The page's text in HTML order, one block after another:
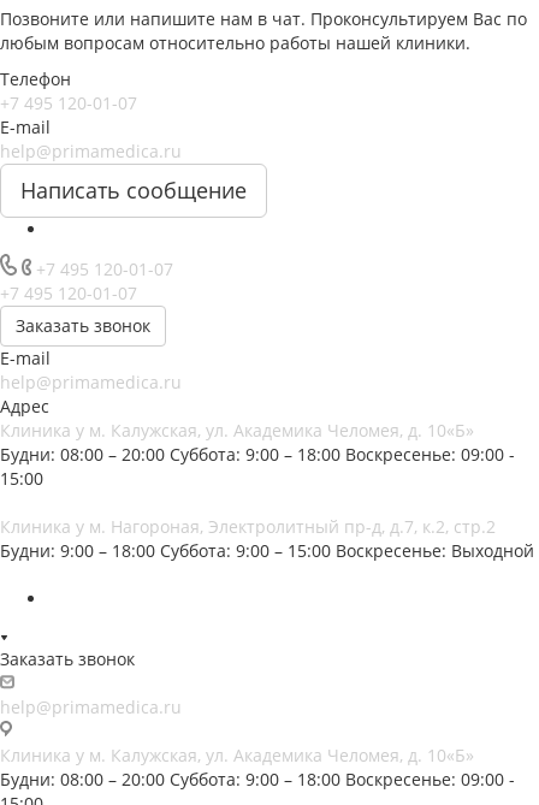
Позвоните или напишите нам в чат. Проконсультируем Вас по
любым вопросам относительно работы нашей клиники.
Телефон
+7 495 120-01-07
E-mail
help@primamedica.ru
Написать сообщение
+7 495 120-01-07
+7 495 120-01-07
Заказать звонок
E-mail
help@primamedica.ru
Адрес
Клиника у м. Калужская, ул. Академика Челомея, д. 10«Б»
Будни: 08:00 – 20:00 Суббота: 9:00 – 18:00 Воскресенье: 09:00 -
15:00
Клиника у м. Нагороная, Электролитный пр-д, д.7, к.2, стр.2
Будни: 9:00 – 18:00 Суббота: 9:00 – 15:00 Воскресенье: Выходной
Заказать звонок
help@primamedica.ru
Клиника у м. Калужская, ул. Академика Челомея, д. 10«Б»
Будни: 08:00 – 20:00 Суббота: 9:00 – 18:00 Воскресенье: 09:00 -